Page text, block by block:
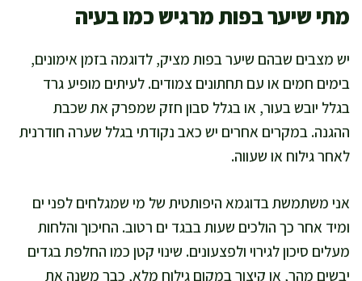
מתי שיער בפות מרגיש כמו בעיה
יש מצבים שבהם שיער בפות מציק, לדוגמה בזמן אימונים,
בימים חמים או עם תחתונים צמודים. לעיתים מופיע גרד
בגלל יובש בעור, או בגלל סבון חזק שמפרק את שכבת
ההגנה. במקרים אחרים יש כאב נקודתי בגלל שערה חודרנית
לאחר גילוח או שעווה.
אני משתמשת בדוגמא היפותטית של מי שמגלחים לפני ים
ומיד אחר כך הולכים שעות בבגד ים רטוב. החיכוך והלחות
מעלים סיכון לגירוי ולפצעונים. שינוי קטן כמו החלפת בגדים
יבשים מהר, או קיצור במקום גילוח מלא, כבר משנה את